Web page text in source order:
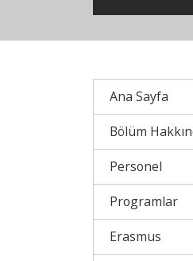
Ana Sayfa
Bölüm
Personel
Programlar
Erasmus